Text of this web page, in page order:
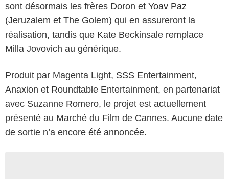
sont désormais les frères Doron et Yoav Paz
(Jeruzalem et The Golem) qui en assureront la
réalisation, tandis que Kate Beckinsale remplace
Milla Jovovich au générique.
Produit par Magenta Light, SSS Entertainment,
Anaxion et Roundtable Entertainment, en partenariat
avec Suzanne Romero, le projet est actuellement
présenté au Marché du Film de Cannes. Aucune date
de sortie n’a encore été annoncée.